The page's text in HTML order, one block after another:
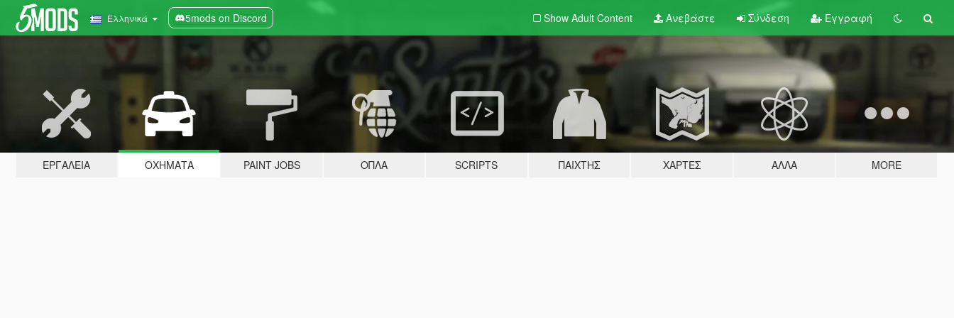
Ελληνικά 5mods on Discord Show Adult Content Ανεβάστε Σύνδεση Εγγραφή
ΕΡΓΑΛΕΊΑ ΟΧΉΜΑΤΑ PAINT JOBS ΌΠΛΑ SCRIPTS ΠΑΊΧΤΗΣ ΧΆΡΤΕΣ ΆΛΛΑ MORE